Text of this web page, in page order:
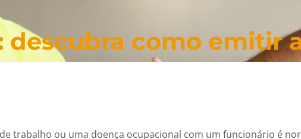
descubra como emitir
trabalho ou uma doença ocupacional com um funcionário é